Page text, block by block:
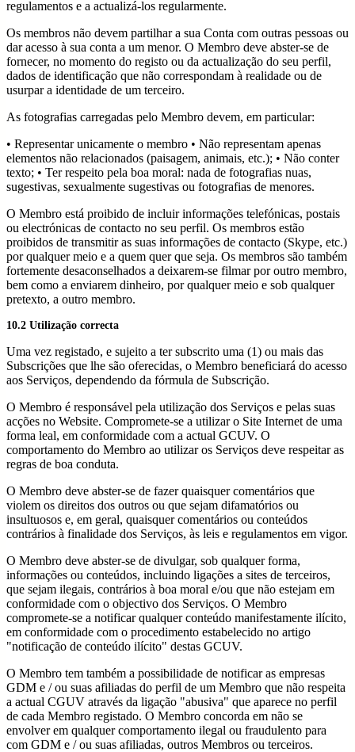
regulamentos e a actualizá-los regularmente.
Os membros não devem partilhar a sua Conta com outras pessoas ou
dar acesso à sua conta a um menor. O Membro deve abster-se de
fornecer, no momento do registo ou da actualização do seu perfil,
dados de identificação que não correspondam à realidade ou de
usurpar a identidade de um terceiro.
As fotografias carregadas pelo Membro devem, em particular:
• Representar unicamente o membro • Não representam apenas
elementos não relacionados (paisagem, animais, etc.); • Não conter
texto; • Ter respeito pela boa moral: nada de fotografias nuas,
sugestivas, sexualmente sugestivas ou fotografias de menores.
O Membro está proibido de incluir informações telefónicas, postais
ou electrónicas de contacto no seu perfil. Os membros estão
proibidos de transmitir as suas informações de contacto (Skype, etc.)
por qualquer meio e a quem quer que seja. Os membros são também
fortemente desaconselhados a deixarem-se filmar por outro membro,
bem como a enviarem dinheiro, por qualquer meio e sob qualquer
pretexto, a outro membro.
10.2 Utilização correcta
Uma vez registado, e sujeito a ter subscrito uma (1) ou mais das
Subscrições que lhe são oferecidas, o Membro beneficiará do acesso
aos Serviços, dependendo da fórmula de Subscrição.
O Membro é responsável pela utilização dos Serviços e pelas suas
acções no Website. Compromete-se a utilizar o Site Internet de uma
forma leal, em conformidade com a actual GCUV. O
comportamento do Membro ao utilizar os Serviços deve respeitar as
regras de boa conduta.
O Membro deve abster-se de fazer quaisquer comentários que
violem os direitos dos outros ou que sejam difamatórios ou
insultuosos e, em geral, quaisquer comentários ou conteúdos
contrários à finalidade dos Serviços, às leis e regulamentos em vigor.
O Membro deve abster-se de divulgar, sob qualquer forma,
informações ou conteúdos, incluindo ligações a sites de terceiros,
que sejam ilegais, contrários à boa moral e/ou que não estejam em
conformidade com o objectivo dos Serviços. O Membro
compromete-se a notificar qualquer conteúdo manifestamente ilícito,
em conformidade com o procedimento estabelecido no artigo
"notificação de conteúdo ilícito" destas GCUV.
O Membro tem também a possibilidade de notificar as empresas
GDM e / ou suas afiliadas do perfil de um Membro que não respeita
a actual CGUV através da ligação "abusiva" que aparece no perfil
de cada Membro registado. O Membro concorda em não se
envolver em qualquer comportamento ilegal ou fraudulento para
com GDM e / ou suas afiliadas, outros Membros ou terceiros.